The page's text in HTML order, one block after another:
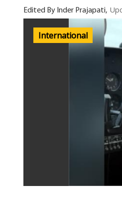
Edited By Inder Prajapati,
International